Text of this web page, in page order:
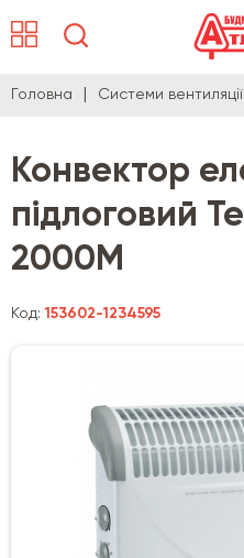
Головна Системи
Конвектор
підлоговий
2000M
Код:153602-1234595